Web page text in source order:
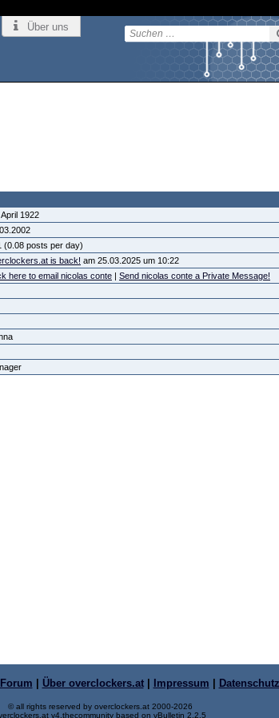
Über uns
April 1922
(0.08 posts per day)
is back! am 25.03.2025 um 10:22
here to email nicolas conte | Send nicolas conte a Private Message!
| Über overclockers.at| Impressum | Datenschutz
© all rights reserved by overclockers.at 2000-2026
v4.thecommunity based on vBulletin 2.2.5